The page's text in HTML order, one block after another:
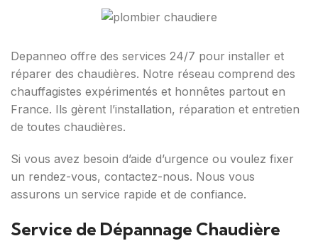
Depanneo offre des services 24/7 pour installer et
réparer des chaudières. Notre réseau comprend des
chauffagistes expérimentés et honnêtes partout en
France. Ils gèrent l’installation, réparation et entretien
de toutes chaudières.
Si vous avez besoin d’aide d’urgence ou voulez fixer
un rendez-vous, contactez-nous. Nous vous
assurons un service rapide et de confiance.
Service de Dépannage Chaudière